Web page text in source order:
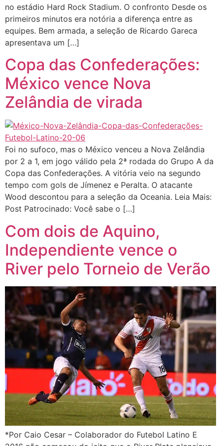
no estádio Hard Rock Stadium. O confronto Desde os
primeiros minutos era notória a diferença entre as
equipes. Bem armada, a seleção de Ricardo Gareca
apresentava um […]
Copa das Confederações:
México vence Nova
Zelândia de virada
Foi no sufoco, mas o México venceu a Nova Zelândia
por 2 a 1, em jogo válido pela 2ª rodada do Grupo A da
Copa das Confederações. A vitória veio na segundo
tempo com gols de Jímenez e Peralta. O atacante
Wood descontou para a seleção da Oceania. Leia Mais:
Post Patrocinado: Você sabe o […]
Com dois de Aquino,
Independiente vence o
River pelo Torneio de Verão
*Por Caio Cesar – Colaborador do Futebol Latino E